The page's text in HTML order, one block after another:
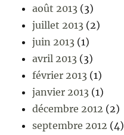
août 2013 (3)
juillet 2013 (2)
juin 2013 (1)
avril 2013 (3)
février 2013 (1)
janvier 2013 (1)
décembre 2012 (2)
septembre 2012 (4)